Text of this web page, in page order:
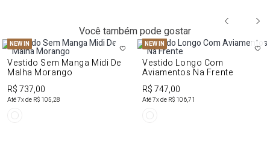
Você também pode gostar
NEW IN
Vestido Sem Manga Midi De
Malha Morango
R$ 737,00
Até7x de R$ 105,28
NEW IN
Vestido Longo Com
Aviamentos Na Frente
R$ 747,00
Até7x de R$ 106,71